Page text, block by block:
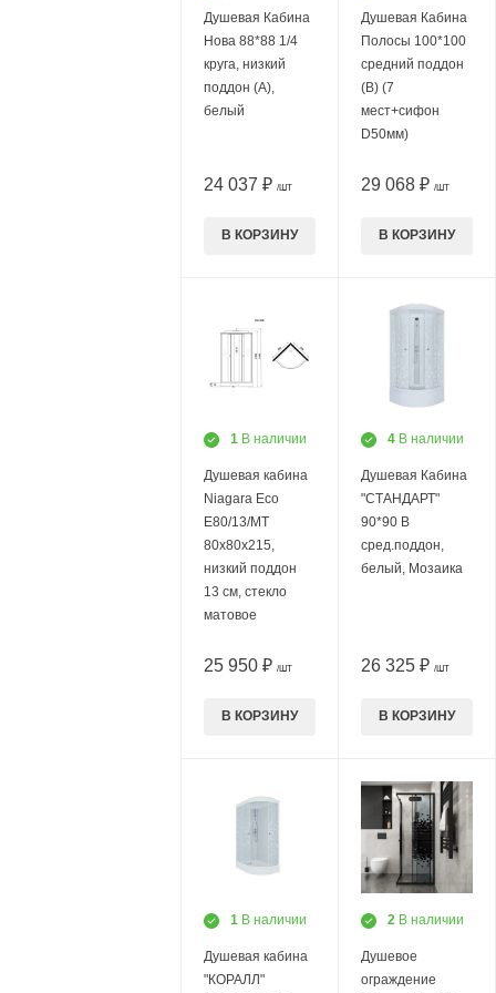
Душевая Кабина
Нова 88*88 1/4
круга, низкий
поддон (А),
белый
24 037 ₽ /ШТ
В КОРЗИНУ
Душевая Кабина
Полосы 100*100
средний поддон
(В) (7
мест+сифон
D50мм)
29 068 ₽ /ШТ
В КОРЗИНУ
1 В наличии
Душевая кабина
Niagara Eco
E80/13/MT
80х80х215,
низкий поддон
13 см, стекло
матовое
25 950 ₽ /ШТ
В КОРЗИНУ
4 В наличии
Душевая Кабина
"СТАНДАРТ"
90*90 В
сред.поддон,
белый, Мозаика
26 325 ₽ /ШТ
В КОРЗИНУ
1 В наличии
Душевая кабина
"КОРАЛЛ"
2 В наличии
Душевое
ограждение